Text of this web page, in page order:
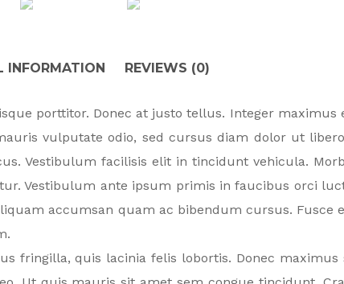
INFORMATION REVIEWS (0)
porttitor. Donec at justo tellus. Integer maximus
vulputate odio, sed cursus diam dolor ut
Vestibulum facilisis elit in tincidunt vehicula.
Vestibulum ante ipsum primis in faucibus orci
accumsan quam ac bibendum cursus.
fringilla, quis lacinia felis lobortis. Donec